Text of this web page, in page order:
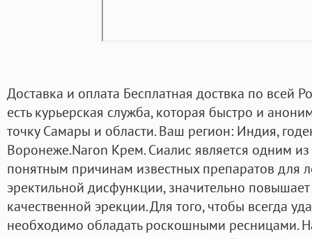
Доставка и оплата Бесплатная доствка по всей
есть курьерская служба, которая быстро и
точку Самары и области. Ваш регион: Индия,
Воронеже.Naron Крем. Сиалис является одним
понятным причинам известных препаратов для
эректильной дисфункции, значительно
качественной эрекции. Для того, чтобы всегда
необходимо обладать роскошными ресницами.